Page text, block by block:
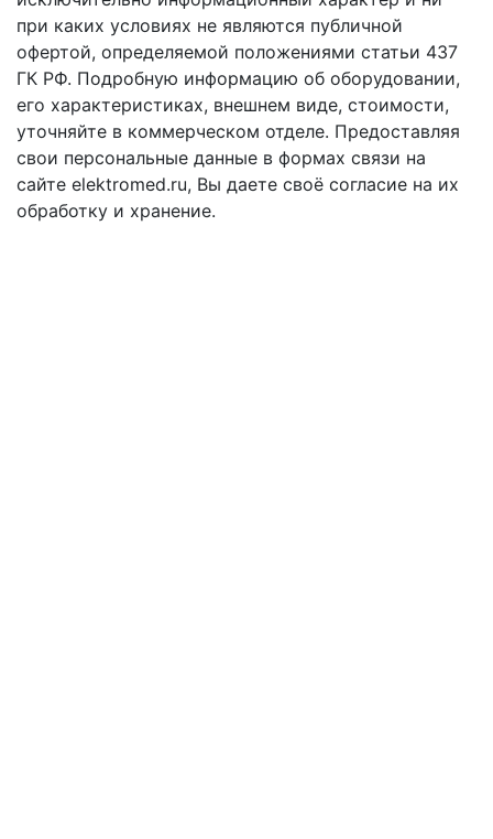
при каких условиях не являются публичной
офертой, определяемой положениями cтатьи 437
ГК РФ. Подробную информацию об оборудовании,
его характеристиках, внешнем виде, стоимости,
уточняйте в коммерческом отделе. Предоставляя
свои персональные данные в формах связи на
сайте elektromed.ru, Вы даете своё согласие на их
обработку и хранение.